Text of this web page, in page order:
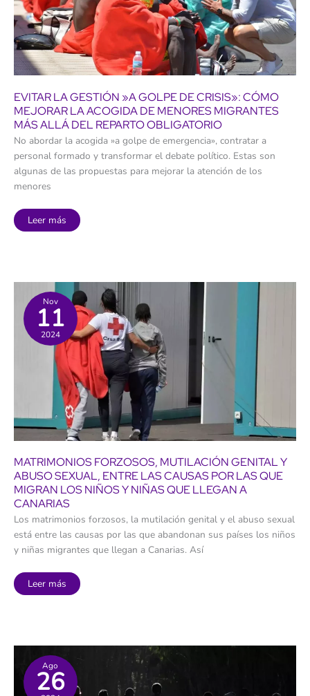
EVITAR LA GESTIÓN »A GOLPE DE CRISIS»: CÓMO
MEJORAR LA ACOGIDA DE MENORES MIGRANTES
MÁS ALLÁ DEL REPARTO OBLIGATORIO
No abordar la acogida »a golpe de emergencia», contratar a
personal formado y transformar el debate político. Estas son
algunas de las propuestas para mejorar la atención de los
menores
Evitar
cómo
mejorar
la
acogida
menores
migrantes
más
reparto
obligatorio
Leer más
Nov
11
2024
MATRIMONIOS FORZOSOS, MUTILACIÓN GENITAL Y
ABUSO SEXUAL, ENTRE LAS CAUSAS POR LAS QUE
MIGRAN LOS NIÑOS Y NIÑAS QUE LLEGAN A
CANARIAS
Los matrimonios forzosos, la mutilación genital y el abuso sexual
está entre las causas por las que abandonan sus países los niños
y niñas migrantes que llegan a Canarias. Así
Matrimonios
forzosos,
entre
las
causas
por
que
Leer más
Ago
26